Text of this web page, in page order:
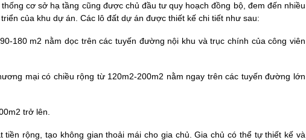
cơ sở hạ tầng cũng được chủ đầu tư quy hoạch đồng bộ, đem đến nhiều
của khu dự án. Các lô đất dự án được thiết kế chi tiết như sau:
180 m2 nằm dọc trên các tuyến đường nội khu và trục chính của công viên
mại có chiều rộng từ 120m2-200m2 nằm ngay trên các tuyến đường lớn
trở lên.
rộng, tạo không gian thoải mái cho gia chủ. Gia chủ có thể tự thiết kế và